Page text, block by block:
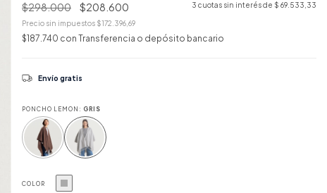
$298.000 $208.600 3 cuotas sin interés de $ 69.533,33
Precio sin impuestos $172.396,69
$187.740 con Transferencia o depósito bancario
Envío gratis
PONCHO LEMON: GRIS
COLOR